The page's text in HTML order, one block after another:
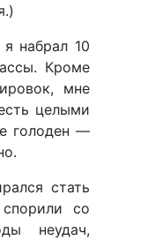
набрал 10
Кроме
мне
целыми
голоден —
стать
со
неудач,